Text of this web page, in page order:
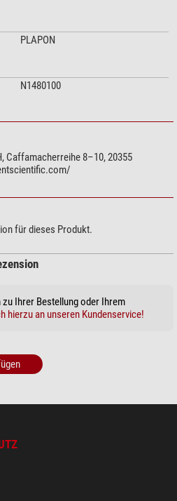
PLAPON
N1480100
Caffamacherreihe 8–10, 20355
für dieses Produkt.
Ihrer Bestellung oder Ihrem
hierzu an unseren Kundenservice!